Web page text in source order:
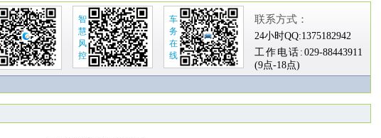
智
慧
风
控
车
务
在
线
联系方式：
24小时QQ:1375182942
工作电话:029-88443911
(9点-18点)